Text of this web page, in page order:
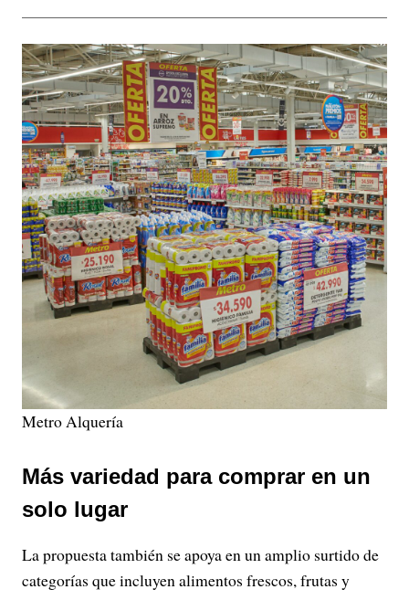
Metro Alquería
Más variedad para comprar en un
solo lugar
La propuesta también se apoya en un amplio surtido de
categorías que incluyen alimentos frescos, frutas y